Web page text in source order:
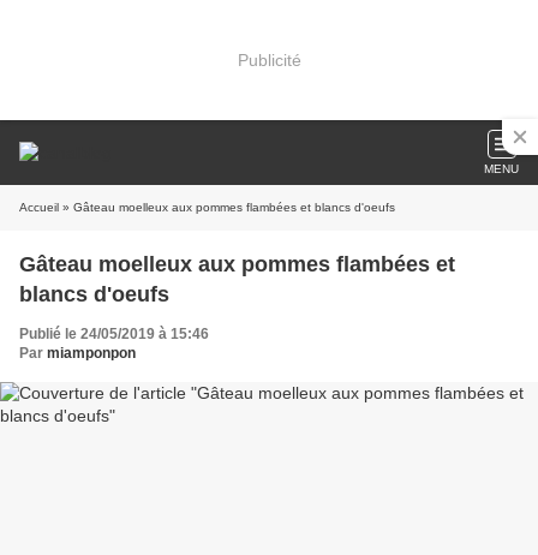
Publicité
MENU
Accueil » Gâteau moelleux aux pommes flambées et blancs d'oeufs
Gâteau moelleux aux pommes flambées et
blancs d'oeufs
Publié le 24/05/2019 à 15:46
Par miamponpon